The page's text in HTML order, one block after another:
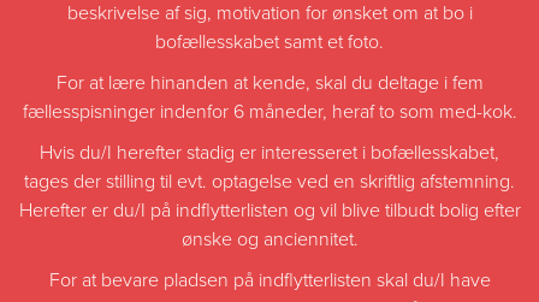
beskrivelse af sig, motivation for ønsket om at bo i
bofællesskabet samt et foto.
For at lære hinanden at kende, skal du deltage i fem
fællesspisninger indenfor 6 måneder, heraf to som med-kok.
Hvis du/I herefter stadig er interesseret i bofællesskabet,
tages der stilling til evt. optagelse ved en skriftlig afstemning.
Herefter er du/I på indflytterlisten og vil blive tilbudt bolig efter
ønske og anciennitet.
For at bevare pladsen på indflytterlisten skal du/I have